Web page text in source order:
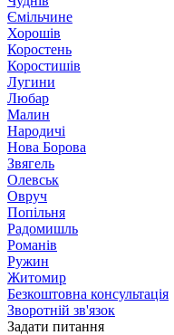
Ємільчине
Хорошів
Коростень
Коростишів
Лугини
Любар
Малин
Народичі
Нова Борова
Звягель
Олевськ
Овруч
Попільня
Радомишль
Романів
Ружин
Житомир
Безкоштовна консультація
Зворотній зв'язок
Задати питання